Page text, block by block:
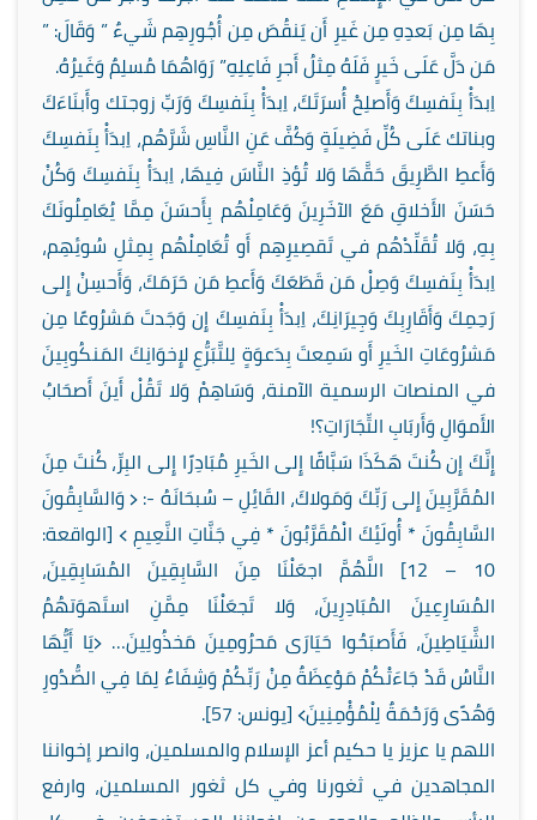
بِهَا مِن بَعدِهِ مِن غَيرِ أَن يَنقُصَ مِن أُجُورِهِم شَيءٌ ” وَقَالَ: ”
مَن دَلَّ عَلَى خَيرٍ فَلَهُ مِثلُ أَجرِ فَاعِلِهِ” رَوَاهُمَا مُسلِمٌ وَغَيرُهُ.
اِبدَأْ بِنَفسِكَ وَأَصلِحْ أُسرَتَكَ، اِبدَأْ بِنَفسِكَ وَرَبِّ زوجتك وأَبنَاءَكَ
وبناتك عَلَى كُلِّ فَضِيلَةٍ وَكُفَّ عَنِ النَّاسِ شَرَّهُم، اِبدَأْ بِنَفسِكَ
وَأَعطِ الطَّرِيقَ حَقَّهَا وَلا تُؤذِ النَّاسَ فِيهَا، اِبدَأْ بِنَفسِكَ وَكُنْ
حَسَنَ الأَخلاقِ مَعَ الآخَرِينَ وَعَامِلْهُم بِأَحسَنَ مِمَّا يُعَامِلُونَكَ
بِهِ، وَلا تُقَلِّدْهُم في تَقصِيرِهِم أَو تُعَامِلْهُم بِمِثلِ سُوئِهِم،
اِبدَأْ بِنَفسِكَ وَصِلْ مَن قَطَعَكَ وَأَعطِ مَن حَرَمَكَ، وَأَحسِنْ إِلى
رَحِمِكَ وَأَقَارِبِكَ وَجِيرَانِكَ، اِبدَأْ بِنَفسِكَ إِن وَجَدتَ مَشرُوعًا مِن
مَشرُوعَاتِ الخَيرِ أَو سَمِعتَ بِدَعوَةٍ لِلتَّبَرُّعِ لإِخوَانِكَ المَنكُوبِينَ
في المنصات الرسمية الآمنة، وَسَاهِمْ وَلا تَقُلْ أَينَ أَصحَابُ
الأَموَالِ وَأَربَابِ التِّجَارَاتِ؟!
إِنَّكَ إِن كُنتَ هَكَذَا سَبَّاقًا إِلى الخَيرِ مُبَادِرًا إِلى البِرِّ، كُنتَ مِنَ
المُقَرَّبِينَ إِلى رَبِّكَ وَمَولاكَ، القَائِلِ – سُبحَانَهُ -: ﴿ وَالسَّابِقُونَ
السَّابِقُونَ * أُولَئِكَ الْمُقَرَّبُونَ * فِي جَنَّاتِ النَّعِيمِ ﴾ [الواقعة:
10 – 12] اللَّهُمَّ اجعَلْنَا مِنَ السَّابِقِينَ المُسَابِقِينَ،
المُسَارِعِينَ المُبَادِرِينَ، وَلا تَجعَلْنَا مِمَّنِ استَهوَتهُمُ
الشَّيَاطِينَ، فَأَصبَحُوا حَيَارَى مَحرُومِينَ مَخذُولِينَ… ﴿يَا أَيُّهَا
النَّاسُ قَدْ جَاءَتْكُمْ مَوْعِظَةٌ مِنْ رَبِّكُمْ وَشِفَاءٌ لِمَا فِي الصُّدُورِ
وَهُدًى وَرَحْمَةٌ لِلْمُؤْمِنِينَ﴾ [يونس: 57].
اللهم يا عزيز يا حكيم أعز الإسلام والمسلمين، وانصر إخواننا
المجاهدين في ثغورنا وفي كل ثغور المسلمين، وارفع